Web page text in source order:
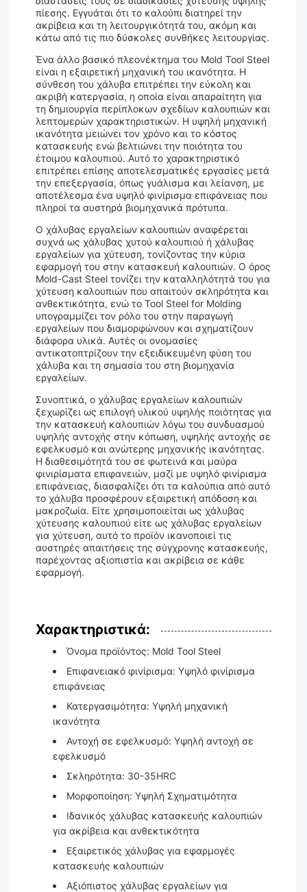
πίεσης. Εγγυάται ότι το καλούπι διατηρεί την
ακρίβεια και τη λειτουργικότητά του, ακόμη και
κάτω από τις πιο δύσκολες συνθήκες λειτουργίας.
Ένα άλλο βασικό πλεονέκτημα του Mold Tool Steel
είναι η εξαιρετική μηχανική του ικανότητα. Η
σύνθεση του χάλυβα επιτρέπει την εύκολη και
ακριβή κατεργασία, η οποία είναι απαραίτητη για
τη δημιουργία περίπλοκων σχεδίων καλουπιών και
λεπτομερών χαρακτηριστικών. Η υψηλή μηχανική
ικανότητα μειώνει τον χρόνο και το κόστος
κατασκευής ενώ βελτιώνει την ποιότητα του
έτοιμου καλουπιού. Αυτό το χαρακτηριστικό
επιτρέπει επίσης αποτελεσματικές εργασίες μετά
την επεξεργασία, όπως γυάλισμα και λείανση, με
αποτέλεσμα ένα υψηλό φινίρισμα επιφάνειας που
πληροί τα αυστηρά βιομηχανικά πρότυπα.
Ο χάλυβας εργαλείων καλουπιών αναφέρεται
συχνά ως χάλυβας χυτού καλουπιού ή χάλυβας
εργαλείων για χύτευση, τονίζοντας την κύρια
εφαρμογή του στην κατασκευή καλουπιών. Ο όρος
Mold-Cast Steel τονίζει την καταλληλότητά του για
χύτευση καλουπιών που απαιτούν σκληρότητα και
ανθεκτικότητα, ενώ το Tool Steel for Molding
υπογραμμίζει τον ρόλο του στην παραγωγή
εργαλείων που διαμορφώνουν και σχηματίζουν
διάφορα υλικά. Αυτές οι ονομασίες
αντικατοπτρίζουν την εξειδικευμένη φύση του
χάλυβα και τη σημασία του στη βιομηχανία
εργαλείων.
Συνοπτικά, ο χάλυβας εργαλείων καλουπιών
ξεχωρίζει ως επιλογή υλικού υψηλής ποιότητας για
την κατασκευή καλουπιών λόγω του συνδυασμού
υψηλής αντοχής στην κόπωση, υψηλής αντοχής σε
εφελκυσμό και ανώτερης μηχανικής ικανότητας.
Η διαθεσιμότητά του σε φωτεινά και μαύρα
φινιρίσματα επιφανειών, μαζί με υψηλό φινίρισμα
επιφάνειας, διασφαλίζει ότι τα καλούπια από αυτό
το χάλυβα προσφέρουν εξαιρετική απόδοση και
μακροζωία. Είτε χρησιμοποιείται ως χάλυβας
χύτευσης καλουπιού είτε ως χάλυβας εργαλείων
για χύτευση, αυτό το προϊόν ικανοποιεί τις
αυστηρές απαιτήσεις της σύγχρονης κατασκευής,
παρέχοντας αξιοπιστία και ακρίβεια σε κάθε
εφαρμογή.
Χαρακτηριστικά:
Όνομα προϊόντος: Mold Tool Steel
Επιφανειακό φινίρισμα: Υψηλό φινίρισμα
επιφάνειας
Κατεργασιμότητα: Υψηλή μηχανική
ικανότητα
Αντοχή σε εφελκυσμό: Υψηλή αντοχή σε
εφελκυσμό
Σκληρότητα: 30-35HRC
Μορφοποίηση: Υψηλή Σχηματιμότητα
Ιδανικός χάλυβας κατασκευής καλουπιών
για ακρίβεια και ανθεκτικότητα
Εξαιρετικός χάλυβας για εφαρμογές
κατασκευής καλουπιών
Αξιόπιστος χάλυβας εργαλείων για